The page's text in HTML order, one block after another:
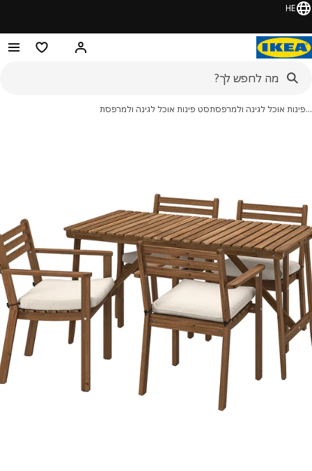
HE
היי! התחברו או הירשמו
מוצרים
אוכל לגינה ולמרפסתסט פינות אוכל לגינה ולמרפסת